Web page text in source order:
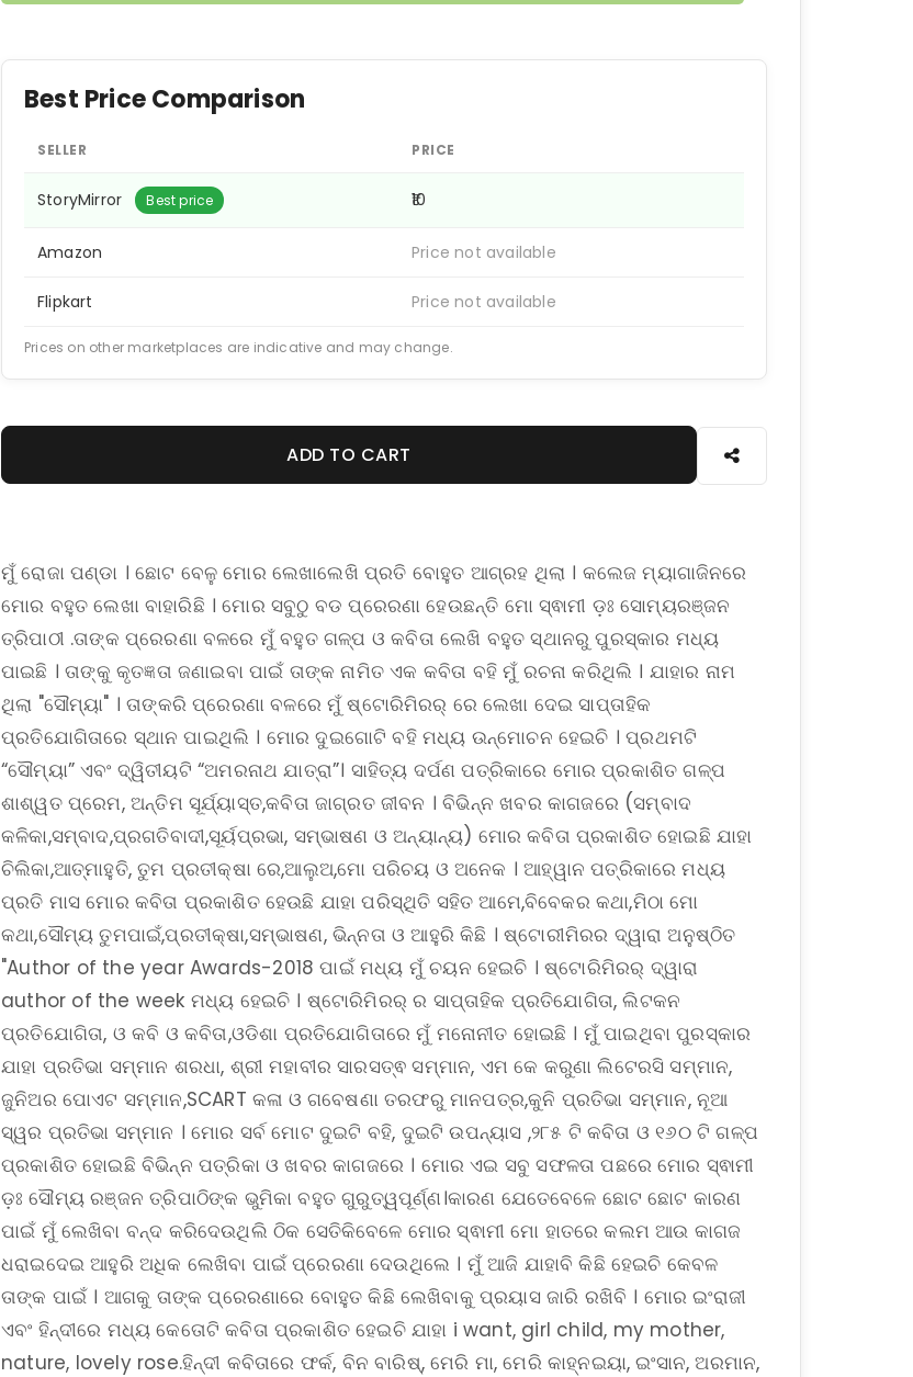
Best Price Comparison
SELLER PRICE
StoryMirror Best price ₹10
Amazon Price not available
Flipkart Price not available
Prices on other marketplaces are indicative and may change.
ADD TO CART
ମୁଁ ରୋଜା ପଣ୍ଡା । ଛୋଟ ବେଳୁ ମୋର ଲେଖାଲେଖି ପ୍ରତି ବୋହୁତ ଆଗ୍ରହ ଥିଲା । କଲେଜ ମ୍ୟାଗାଜିନରେ
ମୋର ବହୁତ ଲେଖା ବାହାରିଛି । ମୋର ସବୁଠୁ ବଡ ପ୍ରେରଣା ହେଉଛନ୍ତି ମୋ ସ୍ଵାମୀ ଡ଼ଃ ସୋମ୍ୟରଞ୍ଜନ
ତ୍ରିପାଠୀ .ତାଙ୍କ ପ୍ରେରଣା ବଳରେ ମୁଁ ବହୁତ ଗଳ୍ପ ଓ କବିତା ଲେଖି ବହୁତ ସ୍ଥାନରୁ ପୁରସ୍କାର ମଧ୍ୟ
ପାଇଛି । ତାଙ୍କୁ କୃତଜ୍ଞତା ଜଣାଇବା ପାଇଁ ତାଙ୍କ ନାମିତ ଏକ କବିତା ବହି ମୁଁ ରଚନା କରିଥିଲି । ଯାହାର ନାମ
ଥିଲା "ସୌମ୍ୟା" । ତାଙ୍କରି ପ୍ରେରଣା ବଳରେ ମୁଁ ଷ୍ଟୋରିମିରର୍ ରେ ଲେଖା ଦେଇ ସାପ୍ତାହିକ
ପ୍ରତିଯୋଗିତାରେ ସ୍ଥାନ ପାଇଥିଲି । ମୋର ଦୁଇଗୋଟି ବହି ମଧ୍ୟ ଉନ୍ମୋଚନ ହେଇଚି । ପ୍ରଥମଟି
“ସୌମ୍ୟା” ଏବଂ ଦ୍ୱିତୀୟଟି “ଅମରନାଥ ଯାତ୍ରା”। ସାହିତ୍ୟ ଦର୍ପଣ ପତ୍ରିକାରେ ମୋର ପ୍ରକାଶିତ ଗଳ୍ପ
ଶାଶ୍ୱତ ପ୍ରେମ, ଅନ୍ତିମ ସୂର୍ଯ୍ୟାସ୍ତ,କବିତା ଜାଗ୍ରତ ଜୀବନ । ବିଭିନ୍ନ ଖବର କାଗଜରେ (ସମ୍ବାଦ
କଳିକା,ସମ୍ବାଦ,ପ୍ରଗତିବାଦୀ,ସୂର୍ୟପ୍ରଭା, ସମ୍ଭାଷଣ ଓ ଅନ୍ୟାନ୍ୟ) ମୋର କବିତା ପ୍ରକାଶିତ ହୋଇଛି ଯାହା
ଚିଲିକା,ଆତ୍ମାହୁତି, ତୁମ ପ୍ରତୀକ୍ଷା ରେ,ଆଲୁଅ,ମୋ ପରିଚୟ ଓ ଅନେକ । ଆହ୍ୱାନ ପତ୍ରିକାରେ ମଧ୍ୟ
ପ୍ରତି ମାସ ମୋର କବିତା ପ୍ରକାଶିତ ହେଉଛି ଯାହା ପରିସ୍ଥିତି ସହିତ ଆମେ,ବିବେକର କଥା,ମିଠା ମୋ
କଥା,ସୌମ୍ୟ ତୁମପାଇଁ,ପ୍ରତୀକ୍ଷା,ସମ୍ଭାଷଣ, ଭିନ୍ନତା ଓ ଆହୁରି କିଛି । ଷ୍ଟୋରୀମିରର ଦ୍ୱାରା ଅନୁଷ୍ଠିତ
"Author of the year Awards-2018 ପାଇଁ ମଧ୍ୟ ମୁଁ ଚୟନ ହେଇଚି । ଷ୍ଟୋରିମିରର୍ ଦ୍ୱାରା
author of the week ମଧ୍ୟ ହେଇଚି । ଷ୍ଟୋରିମିରର୍ ର ସାପ୍ତାହିକ ପ୍ରତିଯୋଗିତା, ଲିଟକନ
ପ୍ରତିଯୋଗିତା, ଓ କବି ଓ କବିତା,ଓଡିଶା ପ୍ରତିଯୋଗିତାରେ ମୁଁ ମନୋନୀତ ହୋଇଛି । ମୁଁ ପାଇଥିବା ପୁରସ୍କାର
ଯାହା ପ୍ରତିଭା ସମ୍ମାନ ଶରଧା, ଶ୍ରୀ ମହାବୀର ସାରସତ୍ଵ ସମ୍ମାନ, ଏମ କେ କରୁଣା ଲିଟେରସି ସମ୍ମାନ,
ଜୁନିଅର ପୋଏଟ ସମ୍ମାନ,SCART କଳା ଓ ଗବେଷଣା ତରଫରୁ ମାନପତ୍ର,କୁନି ପ୍ରତିଭା ସମ୍ମାନ, ନୂଆ
ସ୍ୱର ପ୍ରତିଭା ସମ୍ମାନ । ମୋର ସର୍ବ ମୋଟ ଦୁଇଟି ବହି, ଦୁଇଟି ଉପନ୍ୟାସ ,୨୮୫ ଟି କବିତା ଓ ୧୬୦ ଟି ଗଳ୍ପ
ପ୍ରକାଶିତ ହୋଇଛି ବିଭିନ୍ନ ପତ୍ରିକା ଓ ଖବର କାଗଜରେ । ମୋର ଏଇ ସବୁ ସଫଳତା ପଛରେ ମୋର ସ୍ଵାମୀ
ଡ଼ଃ ସୌମ୍ୟ ରଞ୍ଜନ ତ୍ରିପାଠିଙ୍କ ଭୁମିକା ବହୁତ ଗୁରୁତ୍ୱପୂର୍ଣ୍ଣ।କାରଣ ଯେତେବେଳେ ଛୋଟ ଛୋଟ କାରଣ
ପାଇଁ ମୁଁ ଲେଖିବା ବନ୍ଦ କରିଦେଉଥିଲି ଠିକ ସେତିକିବେଳେ ମୋର ସ୍ଵାମୀ ମୋ ହାତରେ କଲମ ଆଉ କାଗଜ
ଧରାଇଦେଇ ଆହୁରି ଅଧିକ ଲେଖିବା ପାଇଁ ପ୍ରେରଣା ଦେଉଥିଲେ । ମୁଁ ଆଜି ଯାହାବି କିଛି ହେଇଚି କେବଳ
ତାଙ୍କ ପାଇଁ । ଆଗକୁ ତାଙ୍କ ପ୍ରେରଣାରେ ବୋହୁତ କିଛି ଲେଖିବାକୁ ପ୍ରୟାସ ଜାରି ରଖିବି । ମୋର ଇଂରାଜୀ
ଏବଂ ହିନ୍ଦୀରେ ମଧ୍ୟ କେତୋଟି କବିତା ପ୍ରକାଶିତ ହେଇଚି ଯାହା i want, girl child, my mother,
nature, lovely rose.ହିନ୍ଦୀ କବିତାରେ ଫର୍କ, ବିନ ବାରିଷ୍, ମେରି ମା, ମେରି କାହ୍ନଇୟା, ଇଂସାନ, ଅରମାନ,